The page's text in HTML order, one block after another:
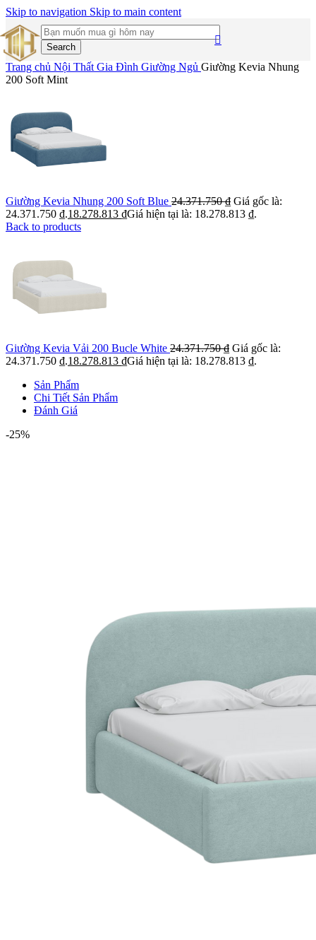
Skip to navigation Skip to main content
Search
Trang chủ Nội Thất Gia Đình Giường Ngủ Giường Kevia Nhung
200 Soft Mint
Giường Kevia Nhung 200 Soft Blue 24.371.750₫ Giá gốc là:
24.371.750 ₫.18.278.813 ₫Giá hiện tại là: 18.278.813 ₫.
Back to products
Giường Kevia Vải 200 Bucle White 24.371.750₫ Giá gốc là:
24.371.750 ₫.18.278.813 ₫Giá hiện tại là: 18.278.813 ₫.
Sản Phẩm
Chi Tiết Sản Phẩm
Đánh Giá
-25%